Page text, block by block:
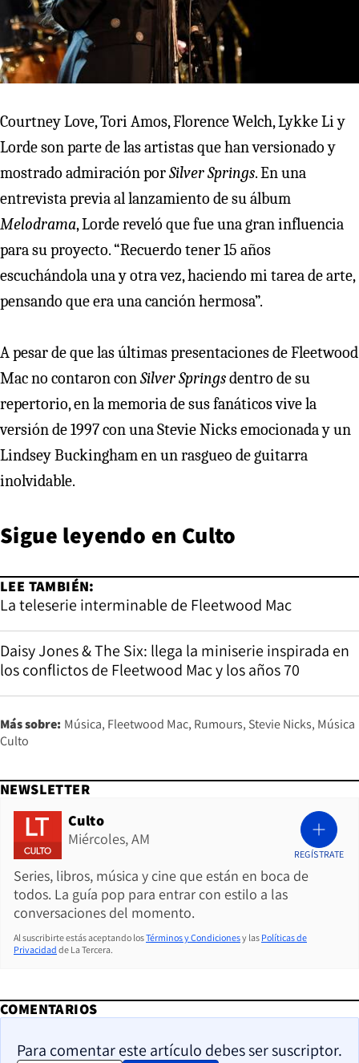
Courtney Love, Tori Amos, Florence Welch, Lykke Li y
Lorde son parte de las artistas que han versionado y
mostrado admiración porSilver Springs. En una
entrevista previa al lanzamiento de su álbum
Melodrama, Lorde reveló que fue una gran influencia
para su proyecto. “Recuerdo tener 15 años
escuchándola una y otra vez, haciendo mi tarea de arte,
pensando que era una canción hermosa”.
A pesar de que las últimas presentaciones de Fleetwood
Mac no contaron conSilver Springsdentro de su
repertorio, en la memoria de sus fanáticos vive la
versión de 1997 con una Stevie Nicks emocionada y un
Lindsey Buckingham en un rasgueo de guitarra
inolvidable.
Sigue leyendo en Culto
LEE TAMBIÉN:
La teleserie interminable de Fleetwood Mac
Daisy Jones & The Six: llega la miniserie inspirada en
los conflictos de Fleetwood Mac y los años 70
Más sobre: Música Fleetwood Mac Rumours Stevie Nicks Música
Culto
NEWSLETTER
Culto
Miércoles, AM
Series, libros, música y cine que están en boca de
todos. La guía pop para entrar con estilo a las
conversaciones del momento.
REGÍSTRATE
Al suscribirte estás aceptando losTérminos y Condicionesy las Políticas de
Privacidad de La Tercera.
COMENTARIOS
Para comentar este artículo debes ser suscriptor.